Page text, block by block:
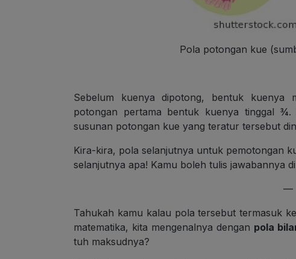
Pola potongan kue
Sebelum kuenya dipotong, bentuk kuenya
potongan pertama bentuk kuenya tinggal
susunan potongan kue yang teratur tersebut
Kira-kira, pola selanjutnya untuk pemotongan
selanjutnya apa! Kamu boleh tulis jawabannya
—
Tahukah kamu kalau pola tersebut termasuk
matematika, kita mengenalnya dengan pola
tuh maksudnya?